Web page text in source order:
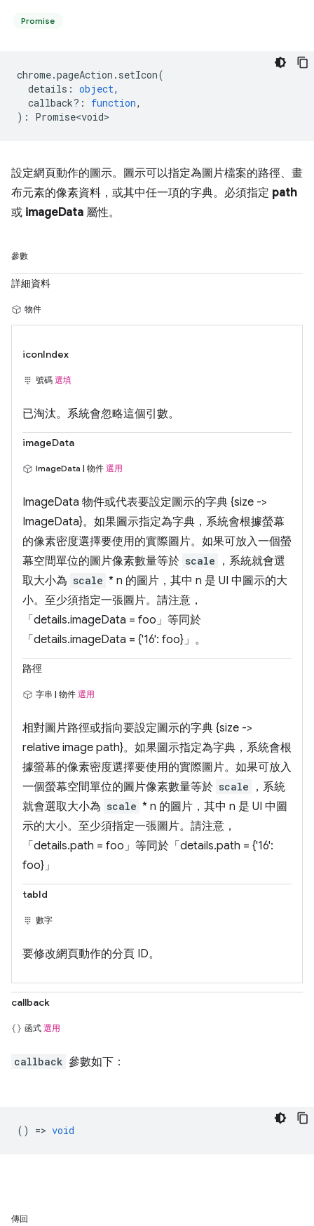
Promise
chrome.pageAction . setIcon(
details : object,
callback? : function,
) : Promise<void>
設定網頁動作的圖示。圖示可以指定為圖片檔案的路徑、畫
布元素的像素資料，或其中任一項的字典。必須指定 path
或 imageData 屬性。
參數
詳細資料
物件
iconIndex
號碼 選填
已淘汰。 系統會忽略這個引數。
imageData
ImageData | 物件 選用
ImageData 物件或代表要設定圖示的字典 {size ->
ImageData}。如果圖示指定為字典，系統會根據螢幕
的像素密度選擇要使用的實際圖片。如果可放入一個螢
幕空間單位的圖片像素數量等於 scale
，系統就會選
取大小為 scale * n 的圖片，其中 n 是 UI 中圖示的大
小。至少須指定一張圖片。請注意，
「details.imageData = foo」等同於
「details.imageData = {'16': foo}」。
路徑
字串 | 物件 選用
相對圖片路徑或指向要設定圖示的字典 {size ->
relative image path}。如果圖示指定為字典，系統會根
據螢幕的像素密度選擇要使用的實際圖片。如果可放入
一個螢幕空間單位的圖片像素數量等於 scale
，系統
就會選取大小為 scale * n 的圖片，其中 n 是 UI 中圖
示的大小。至少須指定一張圖片。請注意，
「details.path = foo」等同於「details.path = {'16':
foo}」
tabId
數字
要修改網頁動作的分頁 ID。
callback
函式 選用
callback 參數如下：
() => void
傳回